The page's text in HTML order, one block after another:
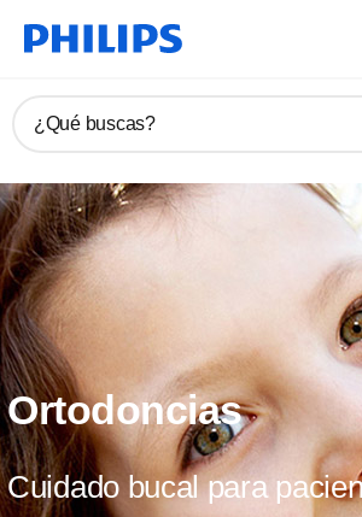
¿Qué buscas?
Ortodoncias
Cuidado bucal para